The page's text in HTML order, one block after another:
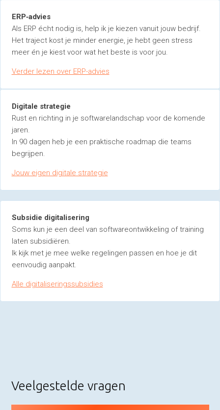
ERP‑advies
Als ERP écht nodig is, help ik je kiezen vanuit jouw bedrijf.
Het traject kost je minder energie, je hebt geen stress
meer én je kiest voor wat het beste is voor jou.
Verder lezen over ERP-advies
Digitale strategie
Rust en richting in je softwarelandschap voor de komende
jaren.
In 90 dagen heb je een praktische roadmap die teams
begrijpen.
Jouw eigen digitale strategie
Subsidie digitalisering
Soms kun je een deel van softwareontwikkeling of training
laten subsidiëren.
Ik kijk met je mee welke regelingen passen en hoe je dit
eenvoudig aanpakt.
Alle digitaliseringssubsidies
Veelgestelde vragen